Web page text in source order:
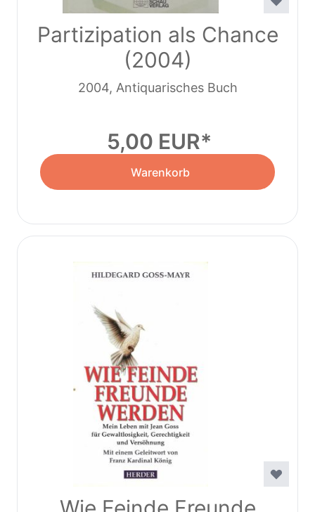
Partizipation als Chance
(2004)
2004, Antiquarisches Buch
5,00 EUR
Warenkorb